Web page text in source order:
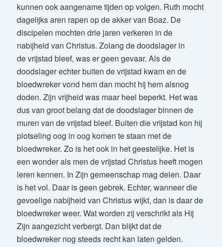
kunnen ook aangename tijden op volgen. Ruth mocht
dagelijks aren rapen op de akker van Boaz. De
discipelen mochten drie jaren verkeren in de
nabijheid van Christus. Zolang de doodslager in
de vrijstad bleef, was er geen gevaar. Als de
doodslager echter buiten de vrijstad kwam en de
bloedwreker vond hem dan mocht hij hem alsnog
doden. Zijn vrijheid was maar heel beperkt. Het was
dus van groot belang dat de doodslager binnen de
muren van de vrijstad bleef. Buiten die vrijstad kon hij
plotseling oog in oog komen te staan met de
bloedwreker. Zo is het ook in het geestelijke. Het is
een wonder als men de vrijstad Christus heeft mogen
leren kennen. In Zijn gemeenschap mag delen. Daar
is het vol. Daar is geen gebrek. Echter, wanneer die
gevoelige nabijheid van Christus wijkt, dan is daar de
bloedwreker weer. Wat worden zij verschrikt als Hij
Zijn aangezicht verbergt. Dan blijkt dat de
bloedwreker nog steeds recht kan laten gelden.